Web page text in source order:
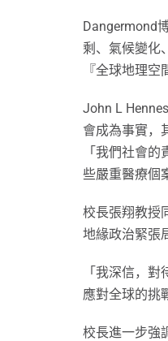
Dangermond
剩、氣候變化
『全球地理
John L
會成為事實，
「我們社會
些嚴重醫療個
校長張翔教授
地緣政治緊張
「我深信，
應對全球的挑
校長進一步強